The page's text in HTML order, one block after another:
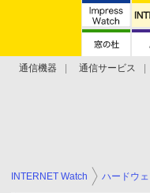
通信機器 通信サービス
INTERNET Watch ハードウ